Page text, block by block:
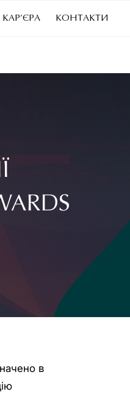
КАР’ЄРА КОНТАКТИ
в